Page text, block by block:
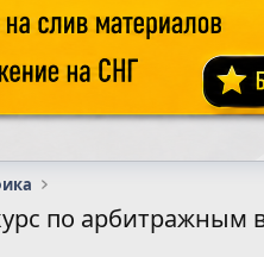
по арбитражным